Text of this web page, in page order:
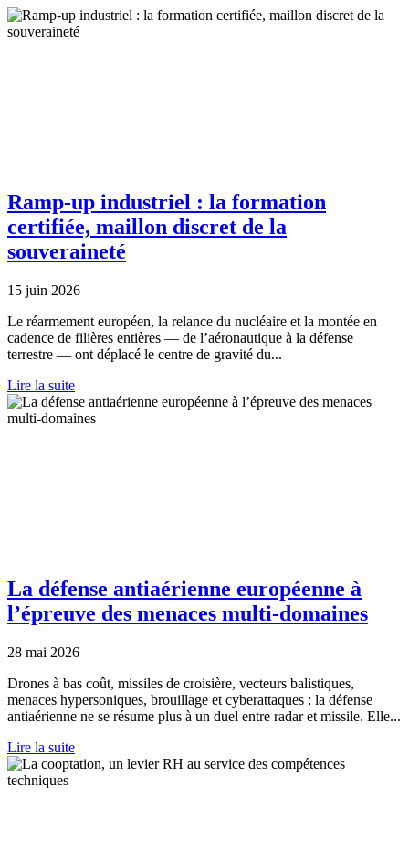
Ramp-up industriel : la formation
certifiée, maillon discret de la
souveraineté
15 juin 2026
Le réarmement européen, la relance du nucléaire et la montée en
cadence de filières entières — de l’aéronautique à la défense
terrestre — ont déplacé le centre de gravité du...
Lire la suite
La défense antiaérienne européenne à
l’épreuve des menaces multi-domaines
28 mai 2026
Drones à bas coût, missiles de croisière, vecteurs balistiques,
menaces hypersoniques, brouillage et cyberattaques : la défense
antiaérienne ne se résume plus à un duel entre radar et missile. Elle...
Lire la suite